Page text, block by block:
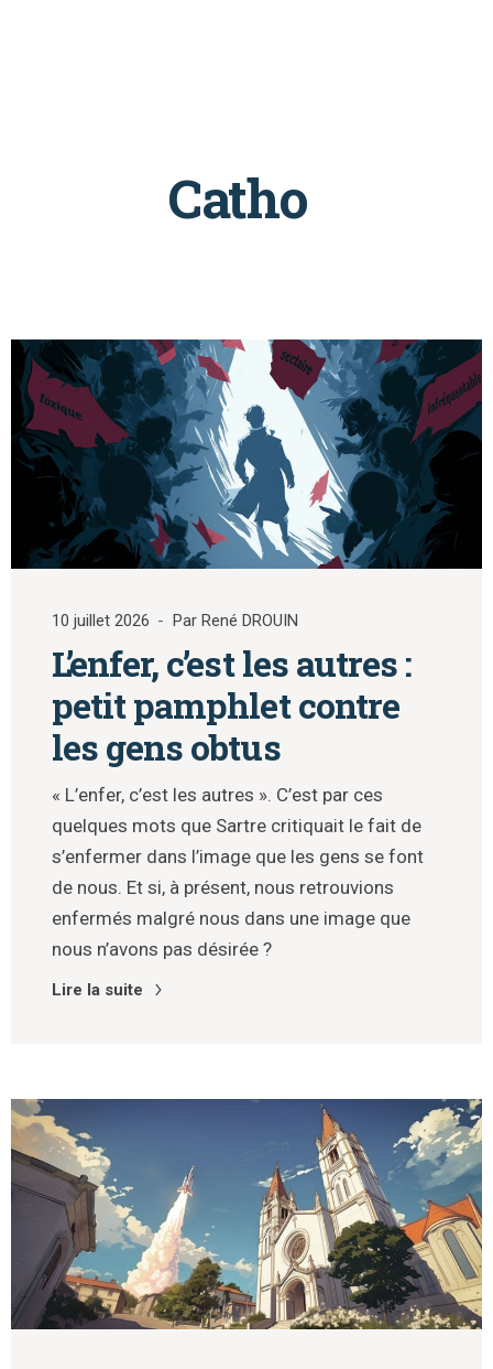
Catho
10 juillet 2026 Par René DROUIN
L’enfer, c’est les autres :
petit pamphlet contre
les gens obtus
« L’enfer, c’est les autres ». C’est par ces
quelques mots que Sartre critiquait le fait de
s’enfermer dans l’image que les gens se font
de nous. Et si, à présent, nous retrouvions
enfermés malgré nous dans une image que
nous n’avons pas désirée ?
Lire la suite